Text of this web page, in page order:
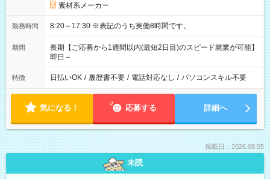
素材系メーカー
勤務時間 8:20～17:30 ※表記のうち実働8時間です。
期間
長期【ご応募から1週間以内(最短2日目)のスピード就業が可能】
即日～
特徴 日払いOK / 履歴書不要 / 電話対応なし / パソコンスキル不要
気になる！ 応募する 詳細へ
掲載日：2026.08.05
未読